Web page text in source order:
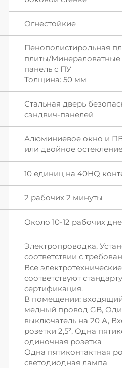
Огнестойкие
Пенополистирольная
плиты/Минераловатные
панель с ПУ
Толщина: 50 мм
Стальная дверь
сэндвич-панелей
Алюминиевое окно и ПВХ
или двойное остекление
10 единиц на 40HQ
2 рабочих 2 минуты
Около 10-12 рабочих дней
Электропроводка,
соответствии с
Все электротехнические
соответствуют стандарту
сертификация.
В помещении: входящий
медный провод GB, Один
выключатель на 20 А,
розетки 2,5², Одна
одиночная розетка
Одна пятиконтактная
светодиодная лампа